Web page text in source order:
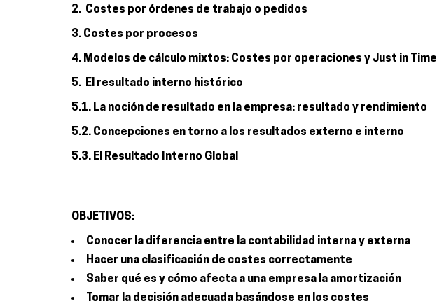
2. Costes por órdenes de trabajo o pedidos
3. Costes por procesos
4. Modelos de cálculo mixtos: Costes por operaciones y Just in Time
5. El resultado interno histórico
5.1. La noción de resultado en la empresa: resultado y rendimiento
5.2. Concepciones en torno a los resultados externo e interno
5.3. El Resultado Interno Global
OBJETIVOS:
Conocer la diferencia entre la contabilidad interna y externa
Hacer una clasificación de costes correctamente
Saber qué es y cómo afecta a una empresa la amortización
Tomar la decisión adecuada basándose en los costes